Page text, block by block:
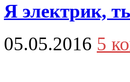
Я электрик,
05.05.2016 5